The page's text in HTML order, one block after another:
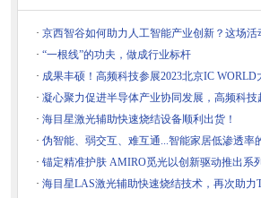
· 京西智谷如何助力人工智能产业创新？这场活
· “一根线”的功夫，做成行业标杆
· 成果丰硕！高频科技参展2023北京IC WORLD
· 凝心聚力促进半导体产业协同发展，高频科技
· 海目星激光辅助快速烧结设备顺利出货！
· 伪智能、弱交互、难互通...智能家居低渗透率
· 锚定精准护肤 AMIRO觅光以创新驱动推出系
· 海目星LAS激光辅助快速烧结技术，再次助力